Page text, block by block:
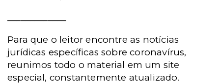
Para que o leitor encontre as notícias
jurídicas específicas sobre coronavírus,
reunimos todo o material em um site
especial, constantemente atualizado.